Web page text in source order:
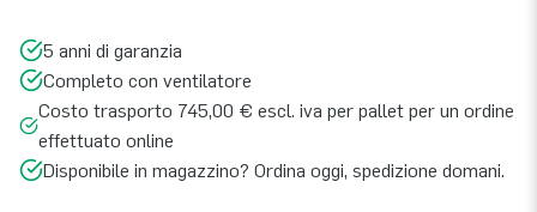
5 anni di garanzia
Completo con ventilatore
Costo trasporto 745,00 € escl. iva per pallet per un ordine
effettuato online
Disponibile in magazzino? Ordina oggi, spedizione domani.